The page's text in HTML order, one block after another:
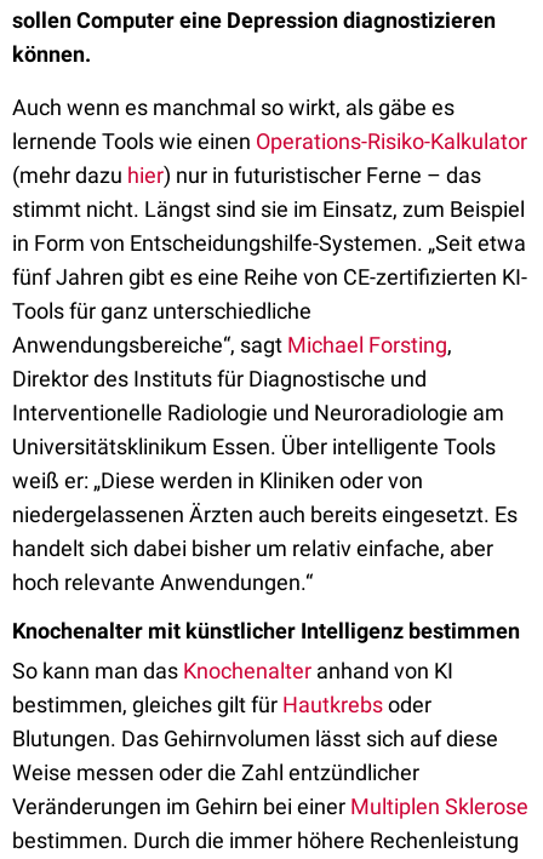
sollen Computer eine Depression diagnostizieren
können.
Auch wenn es manchmal so wirkt, als gäbe es
lernende Tools wie einen Operations-Risiko-Kalkulator
(mehr dazu hier) nur in futuristischer Ferne – das
stimmt nicht. Längst sind sie im Einsatz, zum Beispiel
in Form von Entscheidungshilfe-Systemen. „Seit etwa
fünf Jahren gibt es eine Reihe von CE-zertifizierten KI-
Tools für ganz unterschiedliche
Anwendungsbereiche“, sagt Michael Forsting,
Direktor des Instituts für Diagnostische und
Interventionelle Radiologie und Neuroradiologie am
Universitätsklinikum Essen. Über intelligente Tools
weiß er: „Diese werden in Kliniken oder von
niedergelassenen Ärzten auch bereits eingesetzt. Es
handelt sich dabei bisher um relativ einfache, aber
hoch relevante Anwendungen.“
Knochenalter mit künstlicher Intelligenz bestimmen
So kann man das Knochenalter anhand von KI
bestimmen, gleiches gilt für Hautkrebsoder
Blutungen. Das Gehirnvolumen lässt sich auf diese
Weise messen oder die Zahl entzündlicher
Veränderungen im Gehirn bei einer Multiplen Sklerose
bestimmen. Durch die immer höhere Rechenleistung